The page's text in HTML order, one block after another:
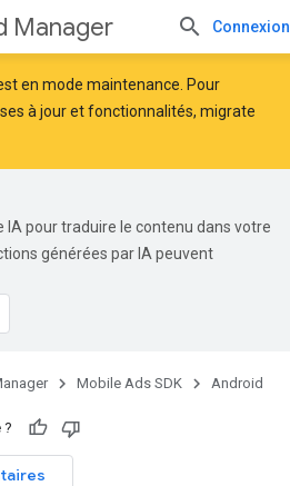
Manager Connexion
en mode maintenance. Pour
à jour et fonctionnalités, migrate
IA pour traduire le contenu dans votre
générées par IA peuvent
Mobile Ads SDK Android
?